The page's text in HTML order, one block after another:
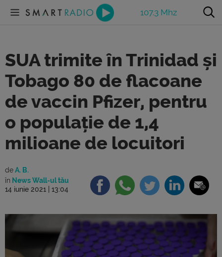
107.3 Mhz
SUA trimite în Trinidad și
Tobago 80 de flacoane
de vaccin Pfizer, pentru
o populație de 1,4
milioane de locuitori
deA. B.
în News Wall-ul tău
14 iunie 2021 | 13:04